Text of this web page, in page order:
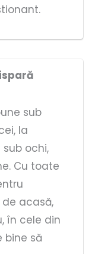
sub
la
ochi,
Cu toate
acasă,
în cele din
bine să